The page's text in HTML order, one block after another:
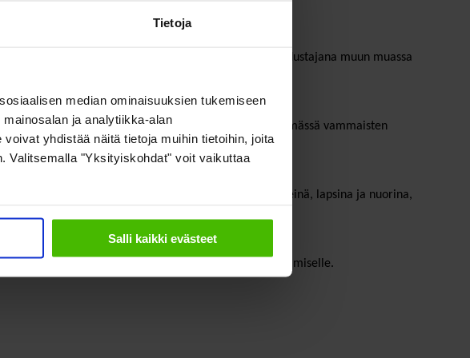
Tietoja
median ominaisuuksien tukemiseen
ja analytiikka-alan
yhdistää näitä tietoja muihin tietoihin, joita
Valitsemalla "Yksityiskohdat" voit vaikuttaa
Salli kaikki evästeet
tehtävissä. Hän on osallistunut Suomen edustajana muun muassa
asiantuntija sekä mukana kehittämässä vammaisten
työnsä näkyy konkreettisesti paremmin voivina perheinä, lapsina ja nuorina,
ja oikeudenmukaisemman yhteiskunnan rakentamiselle.